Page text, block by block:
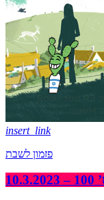
insert_link
פזמון לשבת